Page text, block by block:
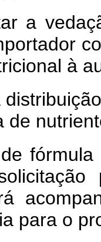
a
à
de
para o